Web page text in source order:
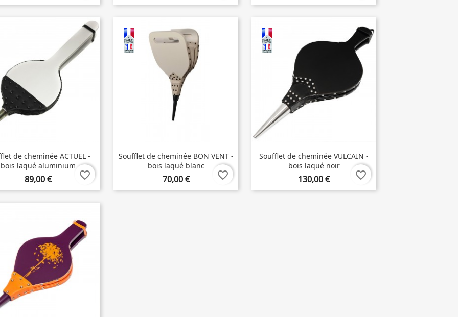
de cheminée ACTUEL -
bois laqué aluminium
89,00 € favorite_border
Soufflet de cheminée BON VENT -
bois laqué blanc
70,00 € favorite_border
Soufflet de cheminée VULCAIN -
bois laqué noir
130,00 € favorite_border